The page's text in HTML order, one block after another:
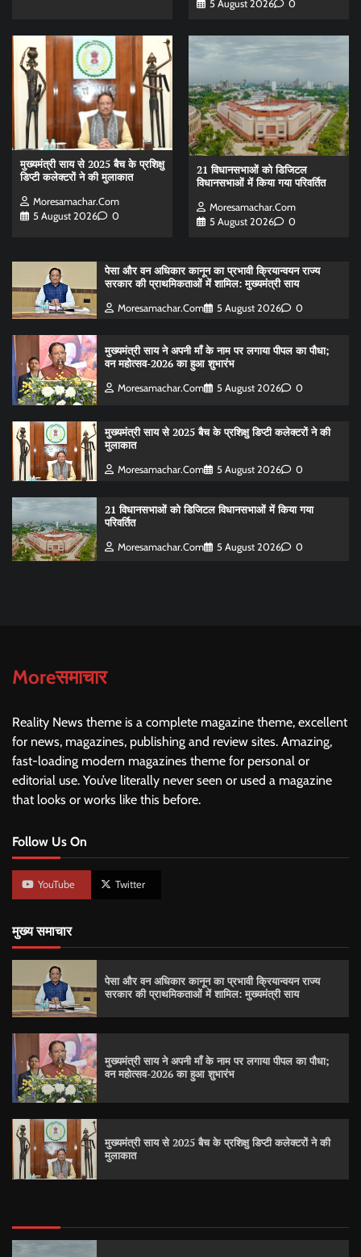
5 August 2026 0
मुख्यमंत्री साय से 2025 बैच के प्रशिक्षु
डिप्टी कलेक्टरों ने की मुलाकात
Moresamachar.com
5 August 2026
0
21 विधानसभाओं को डिजिटल
विधानसभाओं में किया गया परिवर्तित
Moresamachar.com
5 August 2026
0
पेसा और वन अधिकार कानून का प्रभावी क्रियान्वयन राज्य
सरकार की प्राथमिकताओं में शामिल: मुख्यमंत्री साय
Moresamachar.com 5 August 2026 0
मुख्यमंत्री साय ने अपनी माँ के नाम पर लगाया पीपल का पौधा;
वन महोत्सव-2026 का हुआ शुभारंभ
Moresamachar.com 5 August 2026 0
मुख्यमंत्री साय से 2025 बैच के प्रशिक्षु डिप्टी कलेक्टरों ने की
मुलाकात
Moresamachar.com 5 August 2026 0
21 विधानसभाओं को डिजिटल विधानसभाओं में किया गया
परिवर्तित
Moresamachar.com 5 August 2026 0
Moreसमाचार
Reality News theme is a complete magazine theme, excellent
for news, magazines, publishing and review sites. Amazing,
fast-loading modern magazines theme for personal or
editorial use. You’ve literally never seen or used a magazine
that looks or works like this before.
Follow Us On
YouTube Twitter
मुख्य समाचार
पेसा और वन अधिकार कानून का प्रभावी क्रियान्वयन राज्य
सरकार की प्राथमिकताओं में शामिल: मुख्यमंत्री साय
मुख्यमंत्री साय ने अपनी माँ के नाम पर लगाया पीपल का पौधा;
वन महोत्सव-2026 का हुआ शुभारंभ
मुख्यमंत्री साय से 2025 बैच के प्रशिक्षु डिप्टी कलेक्टरों ने की
मुलाकात